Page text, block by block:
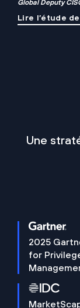
Global Deputy
Lire l’étude
Une
2025
for